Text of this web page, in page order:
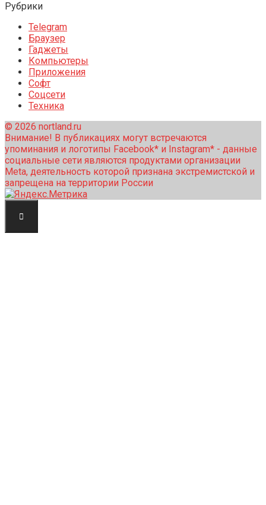
Рубрики
Telegram
Браузер
Гаджеты
Компьютеры
Приложения
Софт
Соцсети
Техника
© 2026 nortland.ru
Внимание! В публикациях могут встречаются
упоминания и логотипы Facebook* и Instagram* - данные
социальные сети являются продуктами организации
Meta, деятельность которой признана экстремистской и
запрещена на территории России